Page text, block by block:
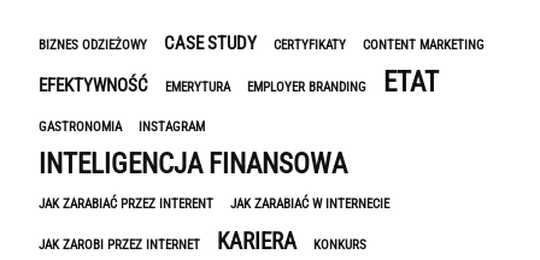
BIZNES ODZIEŻOWY CASE STUDY CERTYFIKATY CONTENT MARKETING
EFEKTYWNOŚĆ EMERYTURA EMPLOYER BRANDING ETAT
GASTRONOMIA INSTAGRAM
INTELIGENCJA FINANSOWA
JAK ZARABIAĆ PRZEZ INTERENT JAK ZARABIAĆ W INTERNECIE
JAK ZAROBI PRZEZ INTERNET KARIERA KONKURS